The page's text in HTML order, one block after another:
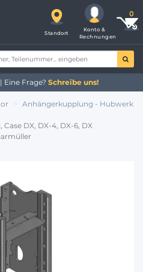
Standort
Konto &
Rechnungen
| Eine Frage? Schreibe uns!
Anhängerkupplung - Hubwerk
Case DX, DX-4, DX-6, DX